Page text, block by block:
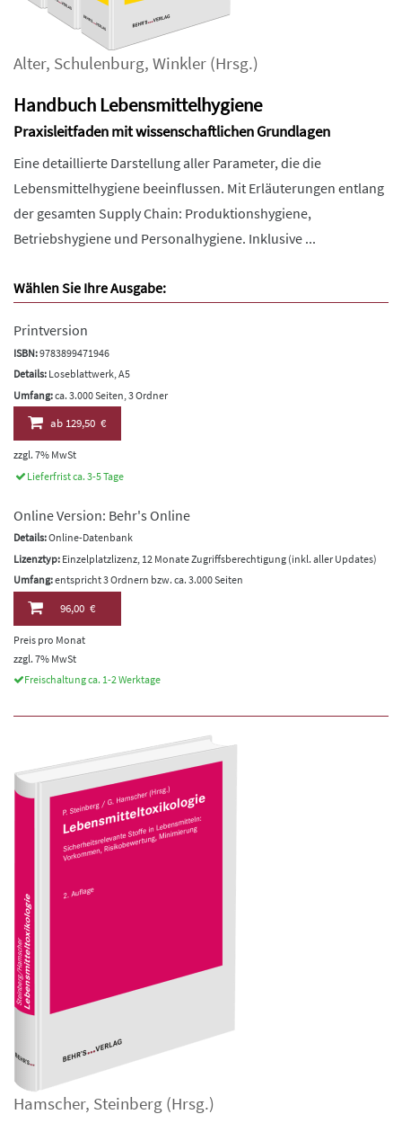
Alter, Schulenburg, Winkler (Hrsg.)
Handbuch Lebensmittelhygiene
Praxisleitfaden mit wissenschaftlichen Grundlagen
Eine detaillierte Darstellung aller Parameter, die die
Lebensmittelhygiene beeinflussen. Mit Erläuterungen entlang
der gesamten Supply Chain: Produktionshygiene,
Betriebshygiene und Personalhygiene. Inklusive ...
Wählen Sie Ihre Ausgabe:
Printversion
ISBN:9783899471946
Details: Loseblattwerk, A5
Umfang:ca. 3.000 Seiten, 3 Ordner
ab129,50 €
zzgl. 7% MwSt
Lieferfrist ca. 3-5 Tage
Online Version: Behr's Online
Details:Online-Datenbank
Lizenztyp: Einzelplatzlizenz, 12 Monate Zugriffsberechtigung (inkl. aller Updates)
Umfang:entspricht 3 Ordnern bzw. ca. 3.000 Seiten
96,00 €
Preis pro Monat
zzgl. 7% MwSt
Freischaltung ca. 1-2 Werktage
Hamscher, Steinberg (Hrsg.)